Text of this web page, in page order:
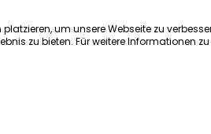
im Wassergarten". Unter
EYU) verbinden
Spaziergang durch den
um unsere Webseite zu
zu bieten. Für weitere Informationen